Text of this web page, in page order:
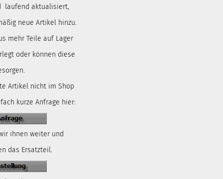
laufend aktualisiert,
neue Artikel hinzu.
mehr Teile auf Lager
oder können diese
Artikel nicht im Shop
kurze Anfrage hier:
ihnen weiter und
das Ersatzteil.